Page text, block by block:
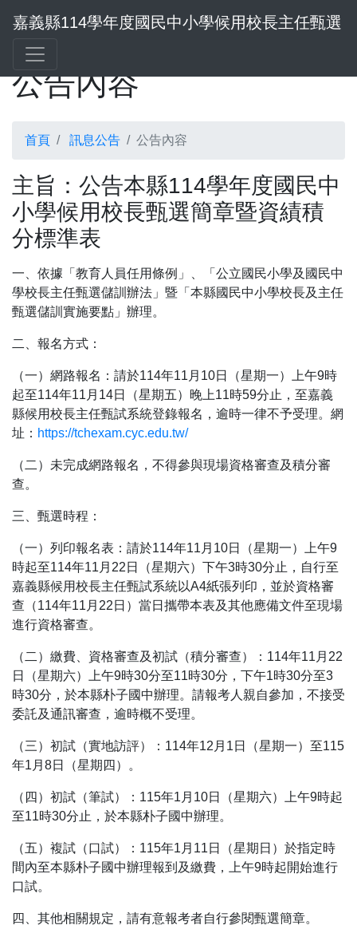
嘉義縣114學年度國民中小學候用校長主任甄選
公告內容
首頁 訊息公告 公告內容
主旨：公告本縣114學年度國民中
小學候用校長甄選簡章暨資績積
分標準表
一、依據「教育人員任用條例」、「公立國民小學及國民中
學校長主任甄選儲訓辦法」暨「本縣國民中小學校長及主任
甄選儲訓實施要點」辦理。
二、報名方式：
（一）網路報名：請於114年11月10日（星期一）上午9時
起至114年11月14日（星期五）晚上11時59分止，至嘉義
縣候用校長主任甄試系統登錄報名，逾時一律不予受理。網
址： https://tchexam.cyc.edu.tw/
（二）未完成網路報名，不得參與現場資格審查及積分審
查。
三、甄選時程：
（一）列印報名表：請於114年11月10日（星期一）上午9
時起至114年11月22日（星期六）下午3時30分止，自行至
嘉義縣候用校長主任甄試系統以A4紙張列印，並於資格審
查（114年11月22日）當日攜帶本表及其他應備文件至現場
進行資格審查。
（二）繳費、資格審查及初試（積分審查）：114年11月22
日（星期六）上午9時30分至11時30分，下午1時30分至3
時30分，於本縣朴子國中辦理。請報考人親自參加，不接受
委託及通訊審查，逾時概不受理。
（三）初試（實地訪評）：114年12月1日（星期一）至115
年1月8日（星期四）。
（四）初試（筆試）：115年1月10日（星期六）上午9時起
至11時30分止，於本縣朴子國中辦理。
（五）複試（口試）：115年1月11日（星期日）於指定時
間內至本縣朴子國中辦理報到及繳費，上午9時起開始進行
口試。
四、其他相關規定，請有意報考者自行參閱甄選簡章。